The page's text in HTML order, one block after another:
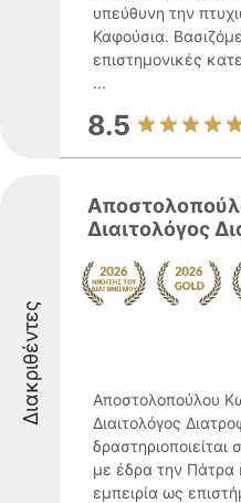
υπεύθυνη την
Καφούσια.
επιστημονικές
...
8.5
Διακριθέντες
Διαιτολόγος
Αποστολοπούλου
Διαιτολόγος
δραστηριοποιείται
με έδρα την Πάτρα
εμπειρία ως